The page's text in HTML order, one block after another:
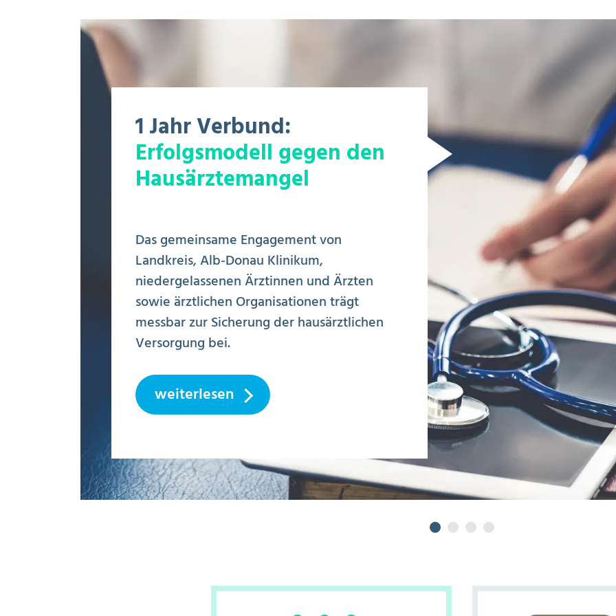
1 Jahr Verbund:
Erfolgsmodell gegen den
Hausärztemangel
Das gemeinsame Engagement von
Landkreis, Alb-Donau Klinikum,
niedergelassenen Ärztinnen und Ärzten
sowie ärztlichen Organisationen trägt
messbar zur Sicherung der hausärztlichen
Versorgung bei.
weiterlesen